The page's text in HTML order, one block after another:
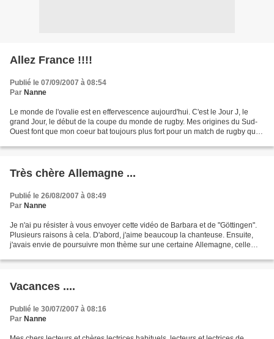
Allez France !!!!
Publié le 07/09/2007 à 08:54
Par Nanne
Le monde de l'ovalie est en effervescence aujourd'hui. C'est le Jour J, le
grand Jour, le début de la coupe du monde de rugby. Mes origines du Sud-
Ouest font que mon coeur bat toujours plus fort pour un match de rugby que
Très chère Allemagne ...
Publié le 26/08/2007 à 08:49
Par Nanne
Je n'ai pu résister à vous envoyer cette vidéo de Barbara et de "Göttingen".
Plusieurs raisons à cela. D'abord, j'aime beaucoup la chanteuse. Ensuite,
j'avais envie de poursuivre mon thème sur une certaine Allemagne, celle
Vacances ....
Publié le 30/07/2007 à 08:16
Par Nanne